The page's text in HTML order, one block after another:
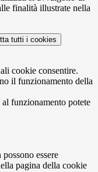
finalità illustrate nella
tutti i cookies
cookie consentire.
il funzionamento della
funzionamento potete
essere
pagina della cookie